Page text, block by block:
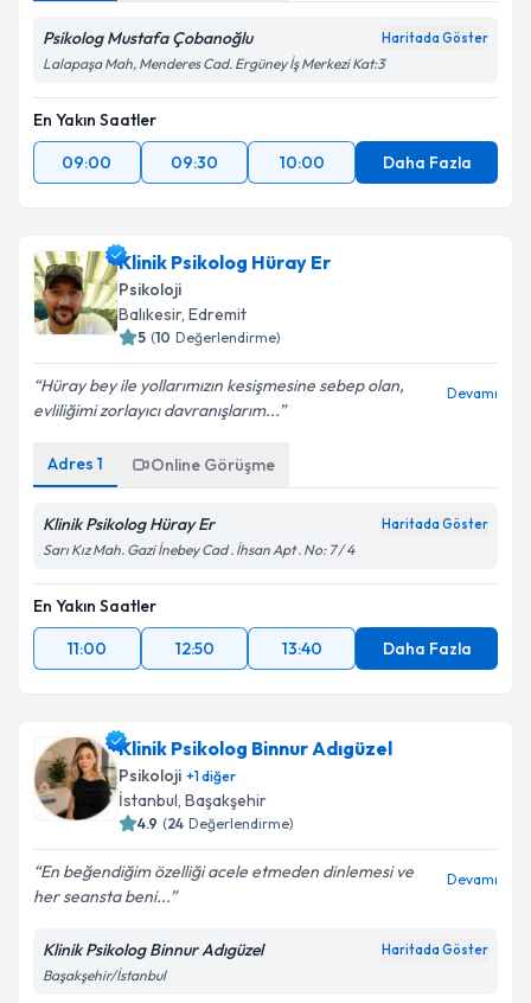
Psikolog Mustafa Çobanoğlu Haritada Göster
Lalapaşa Mah, Menderes Cad. Ergüney İş Merkezi Kat:3
En Yakın Saatler
09:00
09:30 10:00 Daha Fazla
Klinik Psikolog Hüray Er
Psikoloji
Balıkesir, Edremit
5 (10 Değerlendirme)
Hüray bey ile yollarımızın kesişmesine sebep olan,
evliliğimi zorlayıcı davranışlarım...
Devamı
Adres 1 Online Görüşme
Klinik Psikolog Hüray Er Haritada Göster
Sarı Kız Mah. Gazi İnebey Cad . İhsan Apt . No: 7 / 4
En Yakın Saatler
11:00
12:50 13:40 Daha Fazla
Klinik Psikolog Binnur Adıgüzel
Psikoloji +1diğer
İstanbul, Başakşehir
4.9 (24 Değerlendirme)
En beğendiğim özelliği acele etmeden dinlemesi ve
her seansta beni...
Devamı
Klinik Psikolog Binnur Adıgüzel Haritada Göster
Başakşehir/İstanbul